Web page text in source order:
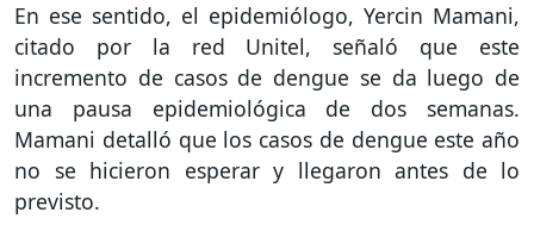
En ese sentido, el epidemiólogo, Yercin Mamani,
citado por la red Unitel, señaló que este
incremento de casos de dengue se da luego de
una pausa epidemiológica de dos semanas.
Mamani detalló que los casos de dengue este año
no se hicieron esperar y llegaron antes de lo
previsto.